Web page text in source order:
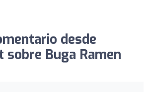
desde
sobre Buga Ramen